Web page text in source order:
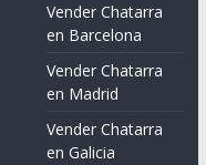
Vender Chatarra
en Barcelona
Vender Chatarra
en Madrid
Vender Chatarra
en Galicia